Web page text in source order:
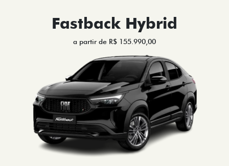
Fastback Hybrid
a partir de R$ 155.990,00